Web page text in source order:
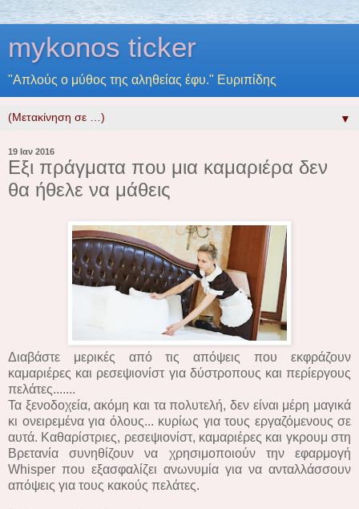
mykonos ticker
"Απλούς ο μύθος της αληθείας έφυ." Ευριπίδης
▼
19 Ιαν 2016
Εξι πράγματα που μια καμαριέρα δεν
θα ήθελε να μάθεις
Διαβάστε μερικές από τις απόψεις που εκφράζουν
καμαριέρες και ρεσεψιονίστ για δύστροπους και περίεργους
πελάτες.......
Τα ξενοδοχεία, ακόμη και τα πολυτελή, δεν είναι μέρη μαγικά
κι ονειρεμένα για όλους... κυρίως για τους εργαζόμενους σε
αυτά. Καθαρίστριες, ρεσεψιονίστ, καμαριέρες και γκρουμ στη
Βρετανία συνηθίζουν να χρησιμοποιούν την εφαρμογή
Whisper που εξασφαλίζει ανωνυμία για να ανταλλάσσουν
απόψεις για τους κακούς πελάτες.